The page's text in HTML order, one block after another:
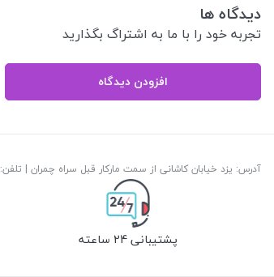
دیدگاه ها
تجربه خود را با ما به اشتراگ بگذارید
افزودن دیدگاه
آدرس: یزد خیابان کاشانی از سمت مارکار قبل سراه چمران | تلفن: ‎035-36243291 | پست الکترونیک:
پشتیبانی 24 ساعته